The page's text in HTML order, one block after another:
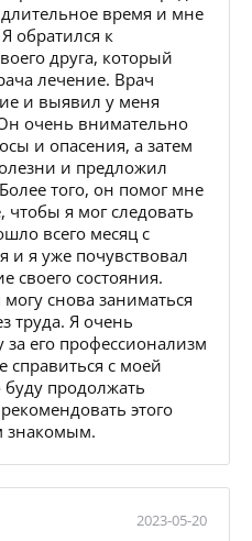
длительное время и мне
обратился к
друга, который
лечение. Врач
и выявил у меня
очень внимательно
и опасения, а затем
и предложил
того, он помог мне
чтобы я мог следовать
всего месяц с
и я уже почувствовал
своего состояния.
снова заниматься
труда. Я очень
за его профессионализм
справиться с моей
продолжать
этого
знакомым.
2023-05-20